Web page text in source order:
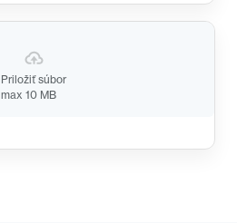
Priložiť súbor
max 10 MB